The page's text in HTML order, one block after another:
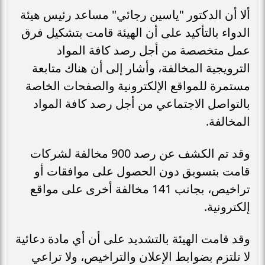
ألا أن الدكتور "ياسين رجائي" مساعد رئيس هيئة
الدواء بالتأكيد على أن الهيئة قامت بتشكيل فرق
عمل متخصصة من أجل رصد كافة المواد
الترويجية المخالفة، وأشار إلى أن هناك متابعة
مستمرة للمواقع الإلكترونية والصفحات الخاصة
بالتواصل الاجتماعي من أجل رصد كافة المواد
المخالفة.
وقد تم الكشف عن رصد 900 مخالفة لشركات
قامت بتسويق دون الحصول على موافقات أو
تراخيص، بجانب 141 مخالفة أخرى على مواقع
إلكترونية.
وقد قامت الهيئة بالتشديد على أن أي مادة دعائية
لا تلتزم بضوابط الإعلان والتراخيص، ولا تراعي